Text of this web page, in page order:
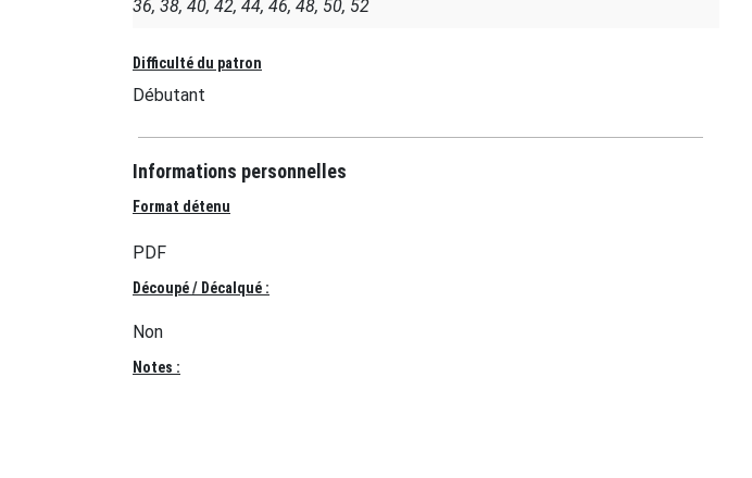
36, 38, 40, 42, 44, 46, 48, 50, 52
Difficulté du patron
Débutant
Informations personnelles
Format détenu
PDF
Découpé / Décalqué :
Non
Notes :